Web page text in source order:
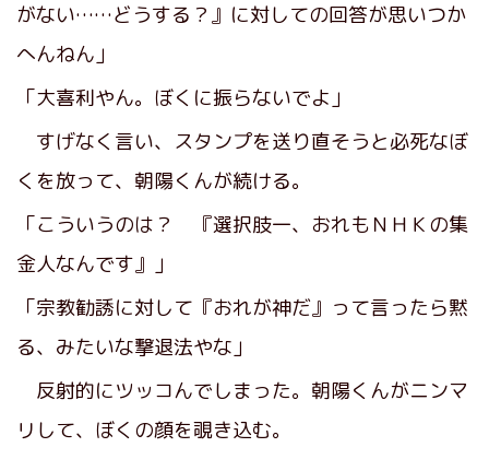
がない……どうする？』に対しての回答が思いつか
へんねん」
「大喜利やん。ぼくに振らないでよ」
すげなく言い、スタンプを送り直そうと必死なぼ
くを放って、朝陽くんが続ける。
「こういうのは？ 『選択肢一、おれもＮＨＫの集
金人なんです』」
「宗教勧誘に対して『おれが神だ』って言ったら黙
る、みたいな撃退法やな」
反射的にツッコんでしまった。朝陽くんがニンマ
リして、ぼくの顔を覗き込む。